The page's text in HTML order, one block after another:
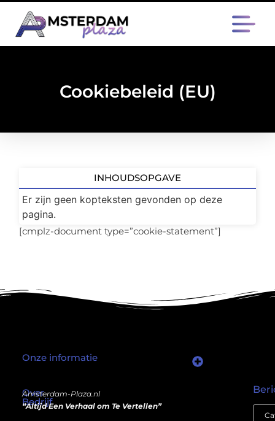
Cookiebeleid (EU)
[cmplz-document type=”cookie-statement”]
INHOUDSOPGAVE
Er zijn geen kopteksten gevonden op deze
pagina.
Over
Bedrijf
Amsterdam-Plaza.nl
“Altijd Een Verhaal om Te Vertellen”
Onze informatie